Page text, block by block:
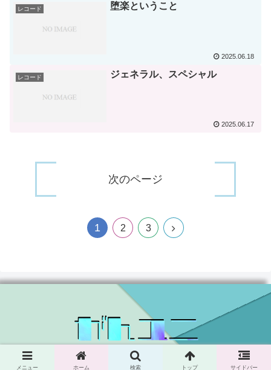
レコード 堕楽ということ
2025.06.18
レコード ジェネラル、スペシャル
2025.06.17
次のページ
1 2 3
次
© 2024 がんユニ.
メニュー ホーム 検索 トップ サイドバー